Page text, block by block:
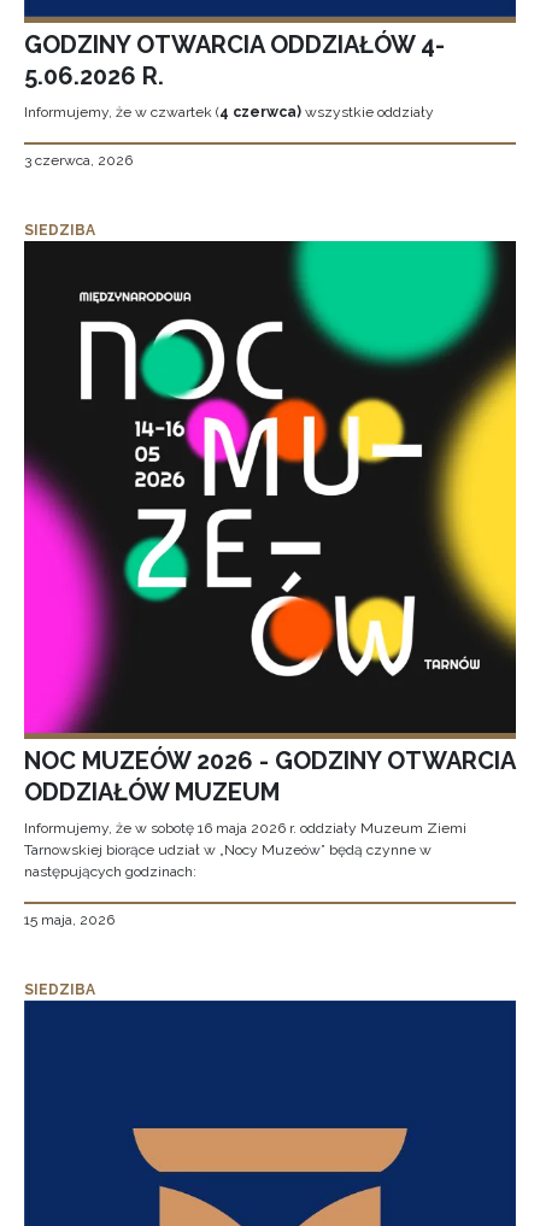
GODZINY OTWARCIA ODDZIAŁÓW 4-
5.06.2026 R.
Informujemy, że w czwartek (4 czerwca) wszystkie oddziały
3 czerwca, 2026
SIEDZIBA
NOC MUZEÓW 2026 - GODZINY OTWARCIA
ODDZIAŁÓW MUZEUM
Informujemy, że w sobotę 16 maja 2026 r. oddziały Muzeum Ziemi
Tarnowskiej biorące udział w „Nocy Muzeów” będą czynne w
następujących godzinach:
15 maja, 2026
SIEDZIBA